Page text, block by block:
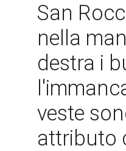
San
nella
destra i
veste
attributo